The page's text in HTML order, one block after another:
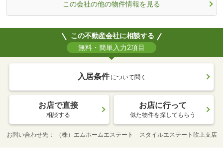
この会社の他の物件情報を見る
この不動産会社に相談する
無料・簡単入力2項目
入居条件 について聞く
お店で直接
相談する
お店に行って
似た物件を探してもらう
お問い合わせ先 （株）エムホームエステート スタイルエステート吹上支店